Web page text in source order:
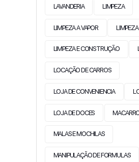
LAVANDERIA LIMPEZA
LIMPEZA A VAPOR
LIMPEZA E CONSTRUÇÃO
LOCAÇÃO DE CARROS
LOJA DE CONVENIENCIA
LOJA DE DOCES
MALAS E MOCHILAS
MANIPULAÇÃO DE FORMULAS